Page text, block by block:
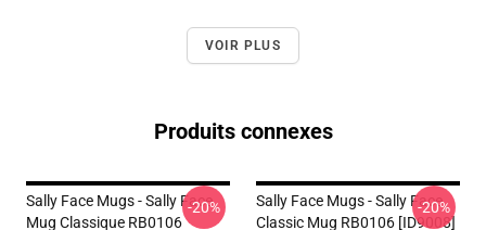
VOIR PLUS
Produits connexes
Sally Face Mugs - Sally Face
Mug Classique RB0106
-20%
Sally Face Mugs - Sally Face
Classic Mug RB0106 [ID9008]
-20%